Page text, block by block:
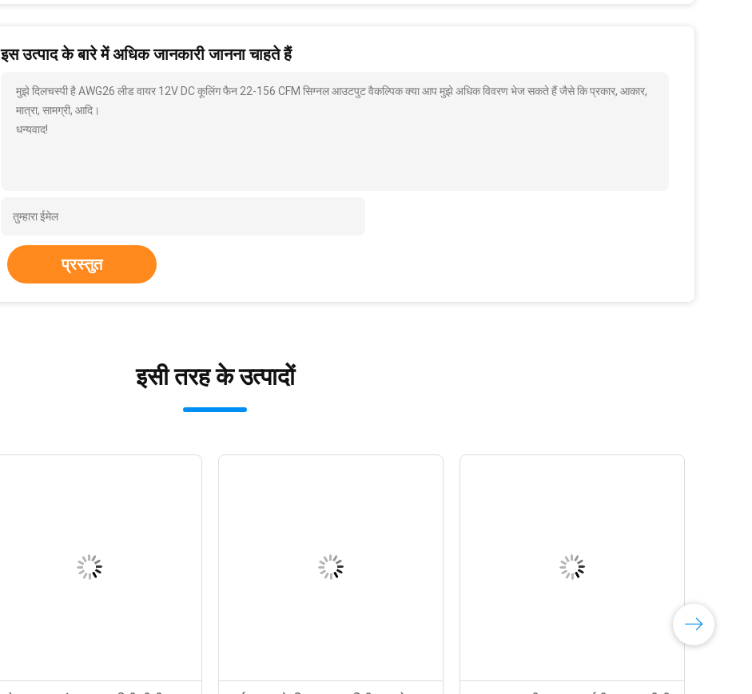
इस उत्पाद के बारे में अधिक जानकारी जानना चाहते हैं
मुझे दिलचस्पी है AWG26 लीड वायर 12V DC कूलिंग फैन 22-156 CFM सिग्नल आउटपुट वैकल्पिक क्या आप मुझे अधिक विवरण भेज सकते हैं जैसे कि प्रकार, आकार,
मात्रा, सामग्री, आदि।
धन्यवाद!
प्रस्तुत
इसी तरह के उत्पादों